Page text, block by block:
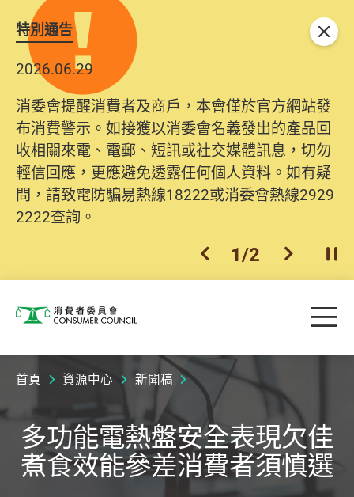
特別通告
2026.06.29
消委會提醒消費者及商戶，本會僅於官方網站發
布消費警示。如接獲以消委會名義發出的產品回
收相關來電、電郵、短訊或社交媒體訊息，切勿
輕信回應，更應避免透露任何個人資料。如有疑
問，請致電防騙易熱線18222或消委會熱線2929
2222查詢。
上一個
1/2 下一個開
關閉
消費者委員會 目
首頁 資源中心 新聞稿
多功能電熱盤安全表現欠佳
煮食效能參差消費者須慎選